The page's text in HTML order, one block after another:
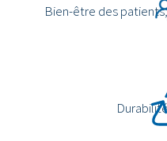
Bien-être des